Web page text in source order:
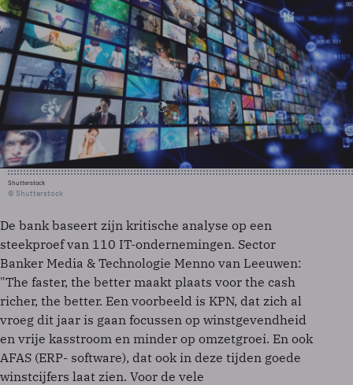
Shutterstock
© Shutterstock
De bank baseert zijn kritische analyse op een
steekproef van 110 IT-ondernemingen. Sector
Banker Media & Technologie Menno van Leeuwen:
"The faster, the better maakt plaats voor the cash
richer, the better. Een voorbeeld is KPN, dat zich al
vroeg dit jaar is gaan focussen op winstgevendheid
en vrije kasstroom en minder op omzetgroei. En ook
AFAS (ERP- software), dat ook in deze tijden goede
winstcijfers laat zien. Voor de vele